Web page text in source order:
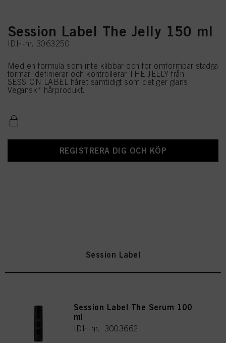
Session Label The Jelly 150 ml
IDH-nr. 3063250
Med en formula som inte klibbar och för omformbar stadga
formar, definierar och kontrollerar THE JELLY från
SESSION LABEL håret samtidigt som det ger glans.
Vegansk* hårprodukt.
REGISTRERA DIG OCH KÖP
Session Label
Session Label The Serum 100
ml
IDH-nr. 3003662